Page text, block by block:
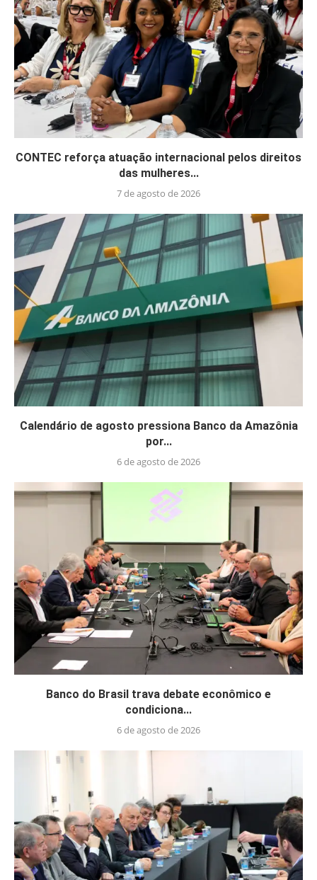
CONTEC reforça atuação internacional pelos direitos
das mulheres...
7 de agosto de 2026
Calendário de agosto pressiona Banco da Amazônia
por...
6 de agosto de 2026
Banco do Brasil trava debate econômico e
condiciona...
6 de agosto de 2026